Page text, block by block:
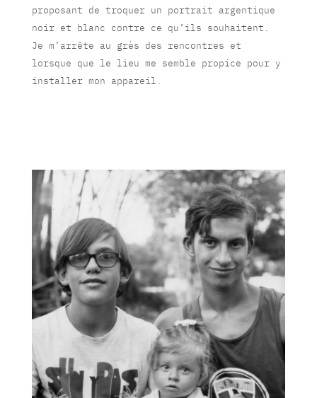
proposant de troquer un portrait argentique
noir et blanc contre ce qu’ils souhaitent.
Je m’arrête au grès des rencontres et
lorsque que le lieu me semble propice pour y
installer mon appareil.